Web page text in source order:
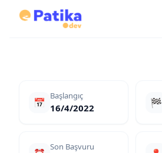
📅
Başlangıç
16/4/2022 🏁
Son Başvuru